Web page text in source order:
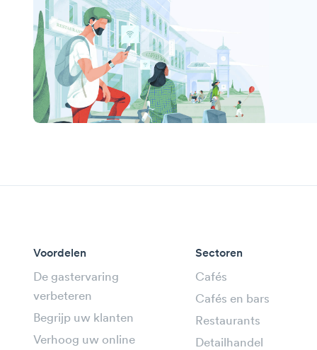
Voordelen
De gastervaring
verbeteren
Begrijp uw klanten
Verhoog uw online
Sectoren
Cafés
Cafés en bars
Restaurants
Detailhandel